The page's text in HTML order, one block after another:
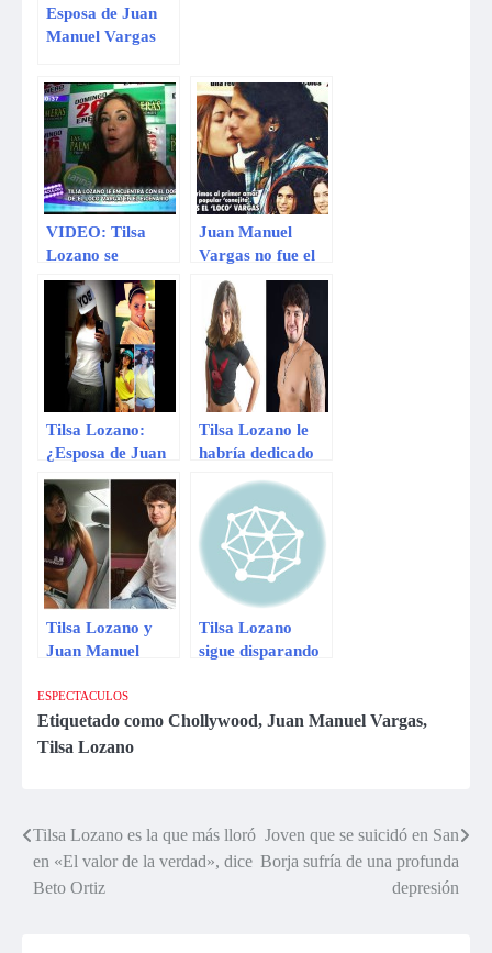
Esposa de Juan
Manuel Vargas
día antes de El
valor de la verdad
de Tilsa Lozano
VIDEO: Tilsa
Lozano se
encontró con el
doble de Juan
Manuel Vargas y
lo hizo subir al
escenario
Juan Manuel
Vargas no fue el
único amor de
Tilsa Lozano
Tilsa Lozano:
¿Esposa de Juan
Manuel Vargas se
burla de la
modelo?
Tilsa Lozano le
habría dedicado
canción a Juan
Manuel Vargas
Tilsa Lozano y
Juan Manuel
enfrentados por
‘El valor de la
verdad’
Tilsa Lozano
sigue disparando
ESPECTACULOS
Etiquetado como Chollywood, Juan Manuel Vargas,
Tilsa Lozano
Navegación
de
Tilsa Lozano es la que más lloró
en «El valor de la verdad», dice
Beto Ortiz
Joven que se suicidó en San
Borja sufría de una profunda
depresión